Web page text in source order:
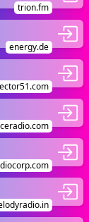
trion.fm
energy.de